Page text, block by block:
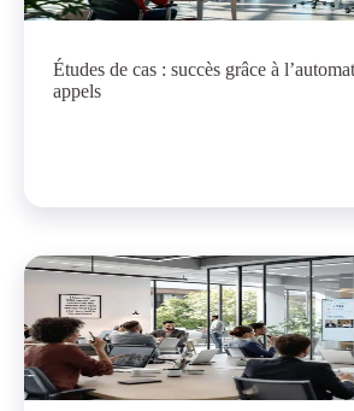
Études de cas : succès grâce à
appels